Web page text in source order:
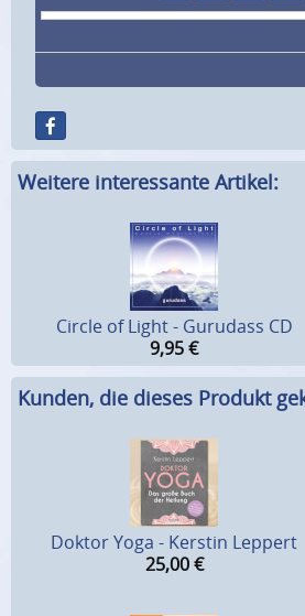
Weitere interessante Artikel:
Circle of Light - Gurudass CD
9,95€
Kunden, die dieses Produkt
Doktor Yoga - Kerstin Leppert
25,00 €